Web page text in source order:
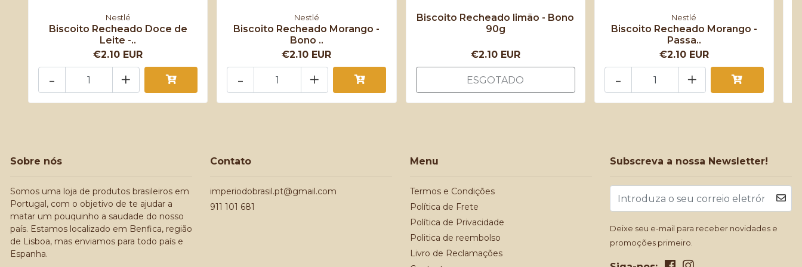
Nestlé
Biscoito Recheado Doce de
Leite -..
€2.10 EUR
+
-
Nestlé
Biscoito Recheado Morango -
Bono ..
€2.10 EUR
+
-
Biscoito Recheado limão - Bono
90g
€2.10 EUR
ESGOTADO
Nestlé
Biscoito Recheado Morango -
Passa..
€2.10 EUR
+
-
Sobre nós
Somos uma loja de produtos brasileiros em
Portugal, com o objetivo de te ajudar a
matar um pouquinho a saudade do nosso
país. Estamos localizado em Benfica, região
de Lisboa, mas enviamos para todo país e
Espanha.
Contato
imperiodobrasil.pt@gmail.com
911 101 681
Menu
Termos e Condições
Política de Frete
Política de Privacidade
Politica de reembolso
Livro de Reclamações
Subscreva a nossa Newsletter!
Deixe seu e-mail para receber novidades e
promoções primeiro.